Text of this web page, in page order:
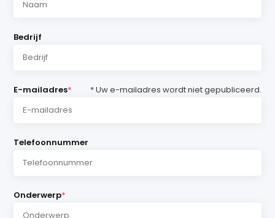
Bedrijf
E-mailadres* * Uw e-mailadres wordt niet gepubliceerd.
Telefoonnummer
Onderwerp*